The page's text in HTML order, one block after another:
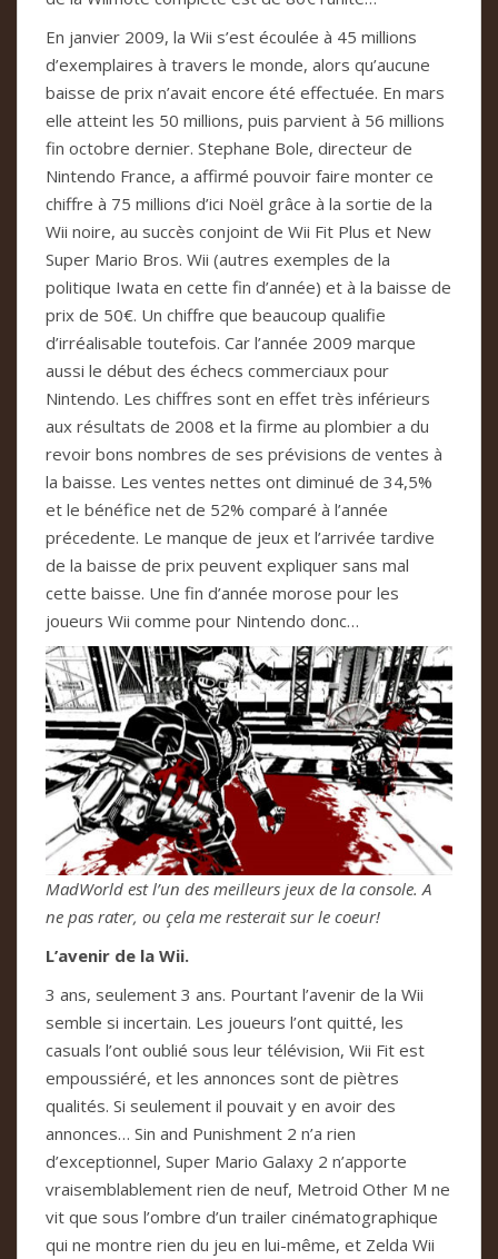
En janvier 2009, la Wii s’est écoulée à 45 millions
d’exemplaires à travers le monde, alors qu’aucune
baisse de prix n’avait encore été effectuée. En mars
elle atteint les 50 millions, puis parvient à 56 millions
fin octobre dernier. Stephane Bole, directeur de
Nintendo France, a affirmé pouvoir faire monter ce
chiffre à 75 millions d’ici Noël grâce à la sortie de la
Wii noire, au succès conjoint de Wii Fit Plus et New
Super Mario Bros. Wii (autres exemples de la
politique Iwata en cette fin d’année) et à la baisse de
prix de 50€. Un chiffre que beaucoup qualifie
d’irréalisable toutefois. Car l’année 2009 marque
aussi le début des échecs commerciaux pour
Nintendo. Les chiffres sont en effet très inférieurs
aux résultats de 2008 et la firme au plombier a du
revoir bons nombres de ses prévisions de ventes à
la baisse. Les ventes nettes ont diminué de 34,5%
et le bénéfice net de 52% comparé à l’année
précedente. Le manque de jeux et l’arrivée tardive
de la baisse de prix peuvent expliquer sans mal
cette baisse. Une fin d’année morose pour les
joueurs Wii comme pour Nintendo donc…
MadWorld est l’un des meilleurs jeux de la console. A
ne pas rater, ou çela me resterait sur le coeur!
L’avenir de la Wii.
3 ans, seulement 3 ans. Pourtant l’avenir de la Wii
semble si incertain. Les joueurs l’ont quitté, les
casuals l’ont oublié sous leur télévision, Wii Fit est
empoussiéré, et les annonces sont de piètres
qualités. Si seulement il pouvait y en avoir des
annonces… Sin and Punishment 2 n’a rien
d’exceptionnel, Super Mario Galaxy 2 n’apporte
vraisemblablement rien de neuf, Metroid Other M ne
vit que sous l’ombre d’un trailer cinématographique
qui ne montre rien du jeu en lui-même, et Zelda Wii